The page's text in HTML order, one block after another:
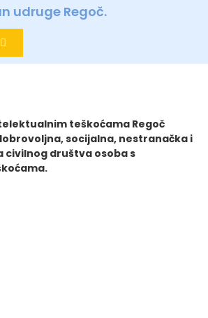
udruge Regoč.
teškoćama Regoč
socijalna, nestranačka i
društva osoba s